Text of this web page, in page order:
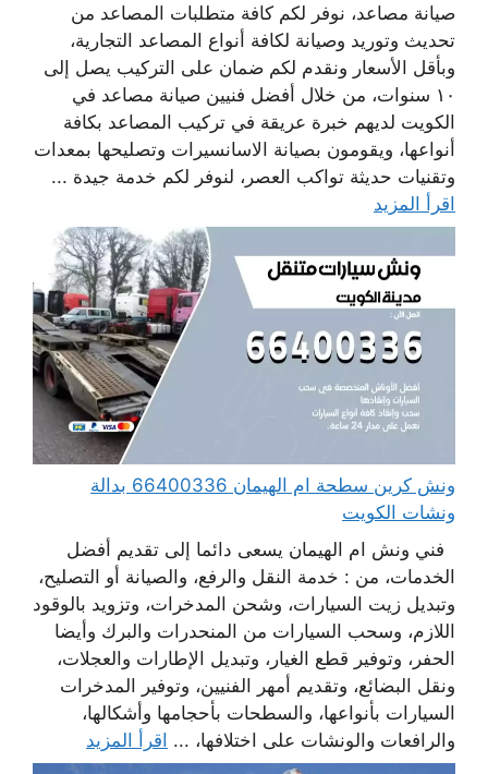
صيانة مصاعد، نوفر لكم كافة متطلبات المصاعد من
تحديث وتوريد وصيانة لكافة أنواع المصاعد التجارية،
وبأقل الأسعار ونقدم لكم ضمان على التركيب يصل إلى
١٠ سنوات، من خلال أفضل فنيين صيانة مصاعد في
الكويت لديهم خبرة عريقة في تركيب المصاعد بكافة
أنواعها، ويقومون بصيانة الاسانسيرات وتصليحها بمعدات
وتقنيات حديثة تواكب العصر، لنوفر لكم خدمة جيدة ...
اقرأ المزيد
ونش كرين سطحة ام الهيمان 66400336 بدالة
ونشات الكويت
فني ونش ام الهيمان يسعى دائما إلى تقديم أفضل
الخدمات، من : خدمة النقل والرفع، والصيانة أو التصليح،
وتبديل زيت السيارات، وشحن المدخرات، وتزويد بالوقود
اللازم، وسحب السيارات من المنحدرات والبرك وأيضا
الحفر، وتوفير قطع الغيار، وتبديل الإطارات والعجلات،
ونقل البضائع، وتقديم أمهر الفنيين، وتوفير المدخرات
السيارات بأنواعها، والسطحات بأحجامها وأشكالها،
والرافعات والونشات على اختلافها، ... اقرأ المزيد